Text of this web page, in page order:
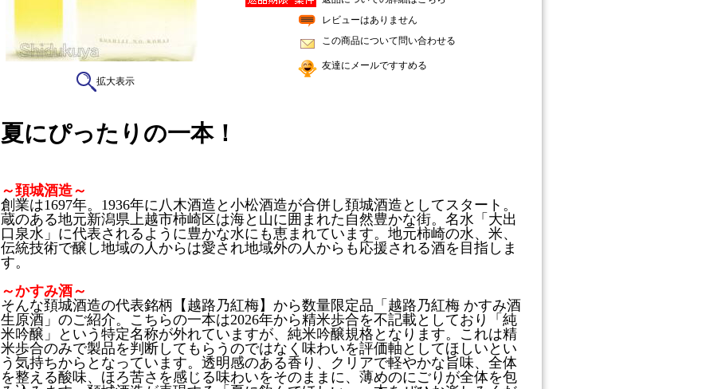
拡大表示
レビューはありません
この商品について問い合わせる
友達にメールですすめる
夏にぴったりの一本！
～頚城酒造～
創業は1697年。1936年に八木酒造と小松酒造が合併し頚城酒造としてスタート。
蔵のある地元新潟県上越市柿崎区は海と山に囲まれた自然豊かな街。名水「大出
口泉水」に代表されるように豊かな水にも恵まれています。地元柿崎の水、米、
伝統技術で醸し地域の人からは愛され地域外の人からも応援される酒を目指しま
す。
～かすみ酒～
そんな頚城酒造の代表銘柄【越路乃紅梅】から数量限定品「越路乃紅梅 かすみ酒
生原酒」のご紹介。こちらの一本は2026年から精米歩合を不記載としており「純
米吟醸」という特定名称が外れていますが、純米吟醸規格となります。これは精
米歩合のみで製品を判断してもらうのではなく味わいを評価軸としてほしいとい
う気持ちからとなっています。透明感のある香り、クリアで軽やかな旨味、全体
を整える酸味、ほろ苦さを感じる味わいをそのままに、薄めのにごりが全体を包